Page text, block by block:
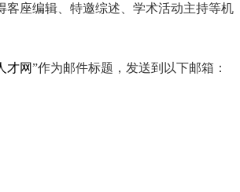
座编辑、特邀综述、学术活动主持等机
才网”作为邮件标题，发送到以下邮箱：